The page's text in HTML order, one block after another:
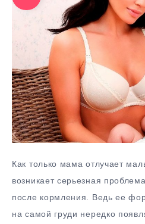
Как только мама отлучает
возникает серьезная
после кормления. Ведь ее
на самой груди нередко